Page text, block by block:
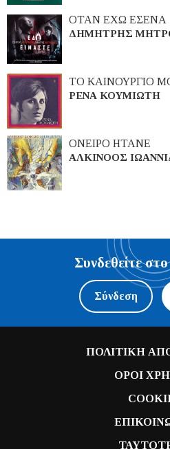
ΟΤΑΝ ΕΧΩ ΕΣΕΝΑ
ΔΗΜΗΤΡΗΣ
ΤΟ ΚΑΙΝΟΥΡΓΙΟ
ΡΕΝΑ ΚΟΥΜΙΩΤΗ
ΟΝΕΙΡΟ ΗΤΑΝΕ
ΑΛΚΙΝΟΟΣ
Συνδεθείτε
Σύνδεση
ΠΟΛΙΤΙΚΗ
ΟΡΟΙ